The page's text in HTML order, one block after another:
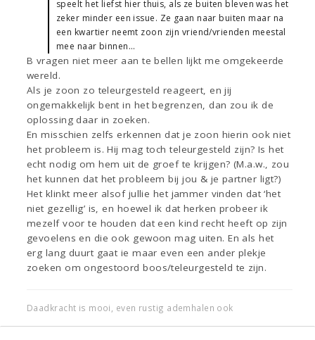
speelt het liefst hier thuis, als ze buiten bleven was het
zeker minder een issue. Ze gaan naar buiten maar na
een kwartier neemt zoon zijn vriend/vrienden meestal
mee naar binnen...
B vragen niet meer aan te bellen lijkt me omgekeerde
wereld.
Als je zoon zo teleurgesteld reageert, en jij
ongemakkelijk bent in het begrenzen, dan zou ik de
oplossing daar in zoeken.
En misschien zelfs erkennen dat je zoon hierin ook niet
het probleem is. Hij mag toch teleurgesteld zijn? Is het
echt nodig om hem uit de groef te krijgen? (M.a.w., zou
het kunnen dat het probleem bij jou & je partner ligt?)
Het klinkt meer alsof jullie het jammer vinden dat ‘het
niet gezellig’ is, en hoewel ik dat herken probeer ik
mezelf voor te houden dat een kind recht heeft op zijn
gevoelens en die ook gewoon mag uiten. En als het
erg lang duurt gaat ie maar even een ander plekje
zoeken om ongestoord boos/teleurgesteld te zijn.
Daadkracht is mooi, even rustig ademhalen ook